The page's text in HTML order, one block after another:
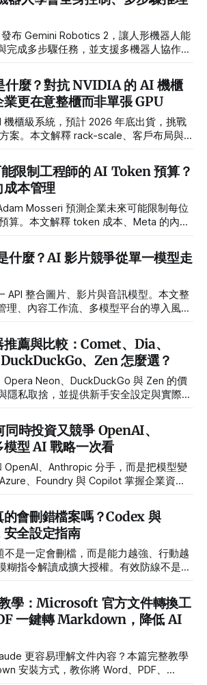
布 Gemini Robotics 2，讓人形機器人能
完成多步驟任務，並支援多機器人協作與
麼？對抗 NVIDIA 的 AI 機櫃
更在意整櫃而非單張 GPU
機櫃級系統，預計 2026 年底出貨，挑戰
案。本文解釋 rack-scale、客戶布局與
限制工程師的 AI Token 預算？
本管理
Mosseri 預測企業未來可能限制每位
算。本文解釋 token 成本、Meta 的內部
什麼？AI 影片競爭從單一模型走
API 整合圖片、影片與音訊模型。本文整
理、內容工作流、多模型平台的導入風險
薦與比較：Comet、Dia、
、Zen 怎麼選？
Opera Neon、DuckDuckGo 與 Zen 的價
隱私取捨，並提供新手安全設定與實際工
時投資又競爭 OpenAI、
型 AI 戰略一次看
、Anthropic 分手，而是把模型變
、Foundry 與 Copilot 掌握企業資
會刪錯檔案嗎？Codex 與
全設定指南
不是一定會刪檔，而是能力越強、行動越
糊指令解讀成擴大授權。有效防線不是多
學：Microsoft 官方文件轉換工
一鍵轉 Markdown，降低 AI
更容易理解文件內容？本篇完整教學
安裝方式，教你將 Word、PDF、